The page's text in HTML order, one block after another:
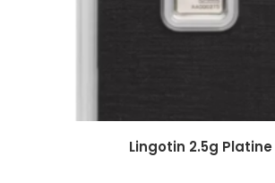
Lingotin 2.5g Platine